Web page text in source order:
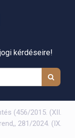
kérdéseire!
(456/2015. (XII.
281/2024. (IX.